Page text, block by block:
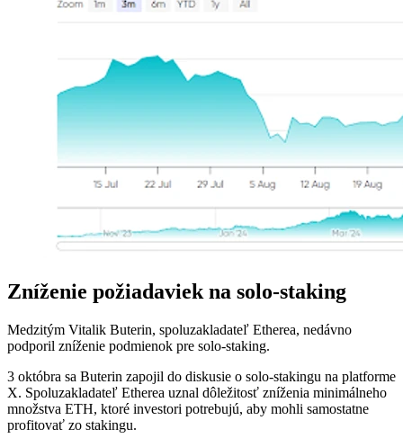
Zníženie požiadaviek na solo-staking
Medzitým Vitalik Buterin, spoluzakladateľ Etherea, nedávno
podporil zníženie podmienok pre solo-staking.
3 októbra sa Buterin zapojil do diskusie o solo-stakingu na platforme
X. Spoluzakladateľ Etherea uznal dôležitosť zníženia minimálneho
množstva ETH, ktoré investori potrebujú, aby mohli samostatne
profitovať zo stakingu.